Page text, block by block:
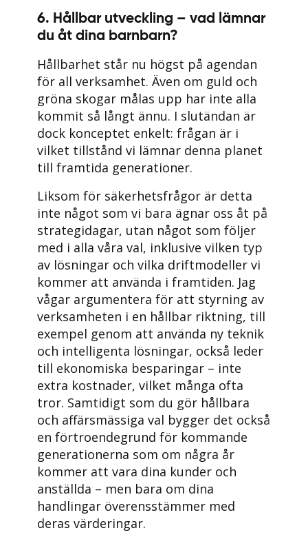
6. Hållbar utveckling – vad lämnar
du åt dina barnbarn?
Hållbarhet står nu högst på agendan
för all verksamhet. Även om guld och
gröna skogar målas upp har inte alla
kommit så långt ännu. I slutändan är
dock konceptet enkelt: frågan är i
vilket tillstånd vi lämnar denna planet
till framtida generationer.
Liksom för säkerhetsfrågor är detta
inte något som vi bara ägnar oss åt på
strategidagar, utan något som följer
med i alla våra val, inklusive vilken typ
av lösningar och vilka driftmodeller vi
kommer att använda i framtiden. Jag
vågar argumentera för att styrning av
verksamheten i en hållbar riktning, till
exempel genom att använda ny teknik
och intelligenta lösningar, också leder
till ekonomiska besparingar – inte
extra kostnader, vilket många ofta
tror. Samtidigt som du gör hållbara
och affärsmässiga val bygger det också
en förtroendegrund för kommande
generationerna som om några år
kommer att vara dina kunder och
anställda – men bara om dina
handlingar överensstämmer med
deras värderingar.